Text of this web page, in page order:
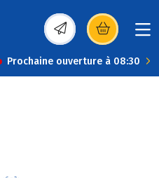
(s’ouvre dans une
Prochaine ouverture à 08:30